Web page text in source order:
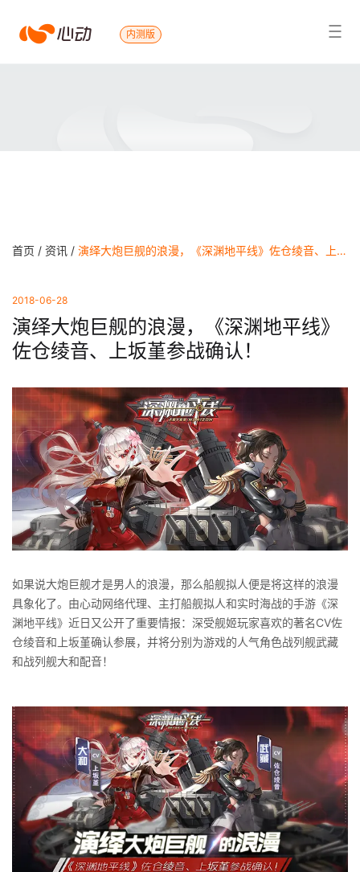
心
内测版
搜索结果
首页 / 资讯 / 演绎大炮巨舰的浪漫，《深渊地平线》佐仓绫音、上坂堇参战确认！
2018-06-28
演绎大炮巨舰的浪漫，《深渊地平线》
佐仓绫音、上坂堇参战确认！
如果说大炮巨舰才是男人的浪漫，那么船舰拟人便是将这样的浪漫
具象化了。由心动网络代理、主打船舰拟人和实时海战的手游《深
渊地平线》近日又公开了重要情报：深受舰姬玩家喜欢的著名CV佐
仓绫音和上坂堇确认参展，并将分别为游戏的人气角色战列舰武藏
和战列舰大和配音！